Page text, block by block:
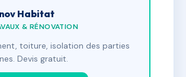
Habitat
& RÉNOVATION
toiture, isolation des parties
Devis gratuit.